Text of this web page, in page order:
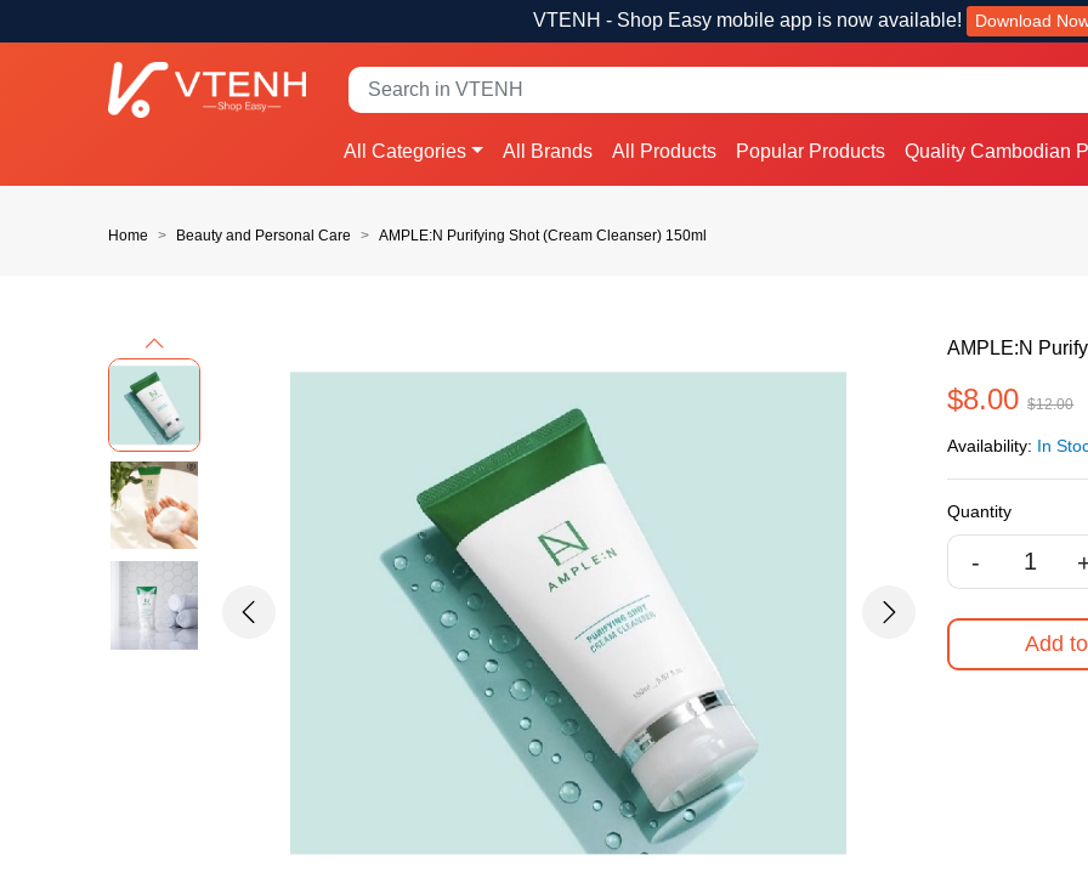
VTENH - Shop Easy mobile app is now available! Download
All Categories All Brands All Products Popular Products Quality Cambodian
Home Beauty and Personal Care AMPLE:N Purifying Shot (Cream Cleanser) 150ml
Previous
Previous Next
AMPLE:N
$8.00$12.00
Availability: In
Quantity
-
Add